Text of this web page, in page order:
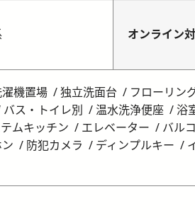
オンライン
機置場 独立洗面台 フローリン
バス・トイレ別 温水洗浄便座 浴
ムキッチン
エレベーター バル
防犯カメラ ディンプルキー